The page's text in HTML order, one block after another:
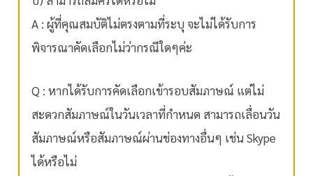
A : ผู้ที่คุณสมบัติไม่ตรงตามที่ระบุ จะไม่ได้รับการ
พิจารณาคัดเลือกไม่ว่ากรณีใดๆค่ะ
Q : หากได้รับการคัดเลือกเข้ารอบสัมภาษณ์ แต่ไม่
สะดวกสัมภาษณ์ในวันเวลาที่กำหนด สามารถเลื่อนวัน
สัมภาษณ์หรือสัมภาษณ์ผ่านช่องทางอื่นๆ เช่น Skype
ได้หรือไม่